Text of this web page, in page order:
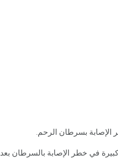
الإصابة بسرطان الرحم.
في خطر الإصابة بالسرطان بعد